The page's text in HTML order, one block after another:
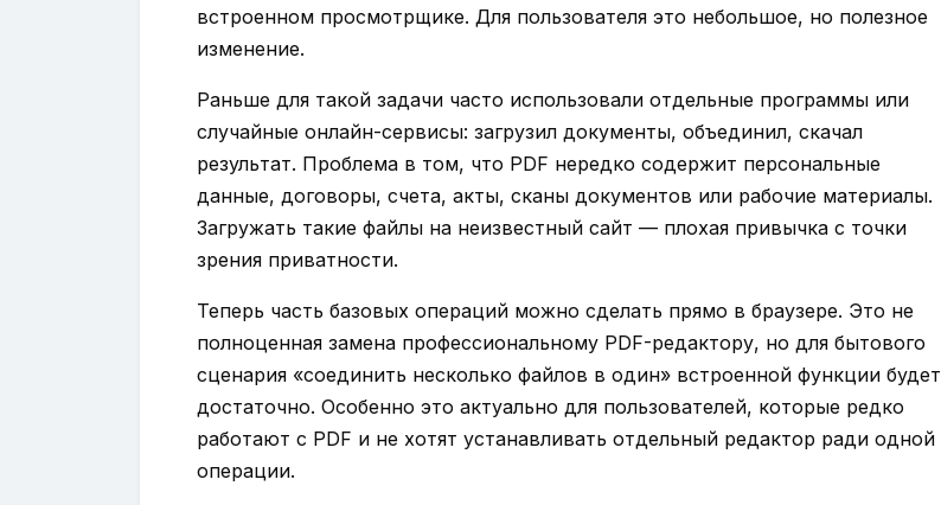
встроенном просмотрщике. Для пользователя это небольшое, но полезное
изменение.
Раньше для такой задачи часто использовали отдельные программы или
случайные онлайн-сервисы: загрузил документы, объединил, скачал
результат. Проблема в том, что PDF нередко содержит персональные
данные, договоры, счета, акты, сканы документов или рабочие материалы.
Загружать такие файлы на неизвестный сайт — плохая привычка с точки
зрения приватности.
Теперь часть базовых операций можно сделать прямо в браузере. Это не
полноценная замена профессиональному PDF-редактору, но для бытового
сценария «соединить несколько файлов в один» встроенной функции будет
достаточно. Особенно это актуально для пользователей, которые редко
работают с PDF и не хотят устанавливать отдельный редактор ради одной
операции.